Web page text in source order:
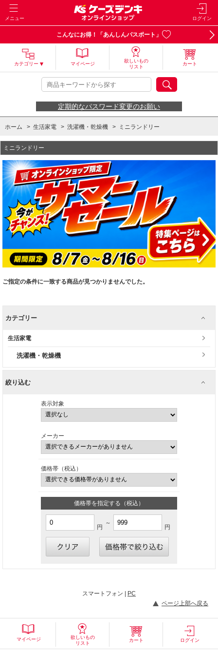
メニュー ログイン
こんなにお得！「あんしんパスポート」
カテゴリー マイページ
欲しいもの
リスト
カート
定期的なパスワード変更のお願い
ホーム > 生活家電 > 洗濯機・乾燥機 > ミニランドリー
ミニランドリー
ご指定の条件に一致する商品が見つかりませんでした。
カテゴリー
生活家電
洗濯機・乾燥機
絞り込む
表示対象
メーカー
価格帯（税込）
価格帯を指定する（税込）
円
～
円
スマートフォン | PC
ページ上部へ戻る
マイページ
欲しいもの
リスト
カート ログイン